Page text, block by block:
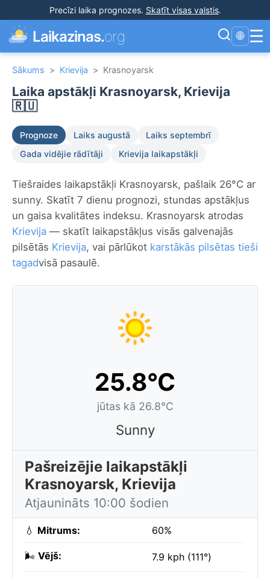
Precīzi laika prognozes. Skatīt visas valstis.
Laikazinas.org 🌐 ☰
Sākums > Krievija > Krasnoyarsk
Laika apstākļi Krasnoyarsk, Krievija
🇷🇺
Prognoze Laiks augustā
Laiks septembrī
Gada vidējie rādītāji
Krievija laikapstākļi
Tiešraides laikapstākļi Krasnoyarsk, pašlaik 26°C ar
sunny. Skatīt 7 dienu prognozi, stundas apstākļus
un gaisa kvalitātes indeksu. Krasnoyarsk atrodas
Krievija — skatīt laikapstākļus visās galvenajās
pilsētās Krievija, vai pārlūkot karstākās pilsētas tieši
tagadvisā pasaulē.
25.8°C
jūtas kā 26.8°C
Sunny
Pašreizējie laikapstākļi
Krasnoyarsk, Krievija
Atjaunināts 10:00 šodien
💧 Mitrums: 60%
🌬️ Vējš: 7.9 kph (111°)